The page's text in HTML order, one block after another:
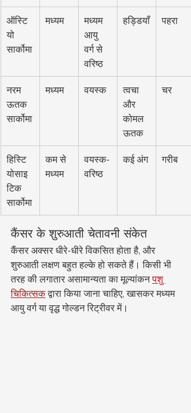
ऑस्टि
यो
सार्कोमा
मध्यम
मध्यम
आयु
वर्ग से
वरिष्ठ
हड्डियाँ पहरा
नरम
ऊतक
सार्कोमा
मध्यम वयस्क
त्वचा
और
कोमल
ऊतक
चर
हिस्टि
योसाइ
टिक
सार्कोमा
कम से
मध्यम
वयस्क-
वरिष्ठ
कई अंग गरीब
कैंसर के शुरुआती चेतावनी संकेत
कैंसर अक्सर धीरे-धीरे विकसित होता है, और
शुरुआती लक्षण बहुत हल्के हो सकते हैं। किसी भी
तरह की लगातार असामान्यता का मूल्यांकन पशु
चिकित्सक द्वारा किया जाना चाहिए, खासकर मध्यम
आयु वर्ग या वृद्ध गोल्डन रिट्रीवर में।